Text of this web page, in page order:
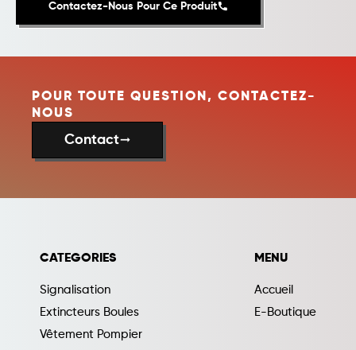
Contactez-Nous Pour Ce Produitphone
POUR TOUTE QUESTION, CONTACTEZ-
NOUS
Contacttrending_flat
CATEGORIES
Signalisation
Extincteurs Boules
Vêtement Pompier
MENU
Accueil
E-Boutique